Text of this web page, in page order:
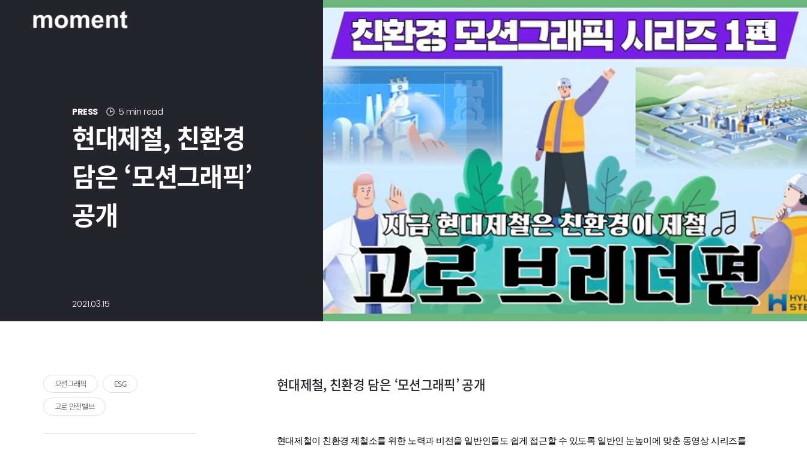
PRESS 5 min read
현대제철, 친환경
담은 ‘모션그래픽’
공개
2021.03.15
모션그래픽 ESG
고로 안전밸브
현대제철, 친환경 담은 ‘모션그래픽’ 공개
현대제철이 친환경 제철소를 위한 노력과 비전을 일반인들도 쉽게 접근할 수 있도록 일반인 눈높이에 맞춘 동영상 시리즈를